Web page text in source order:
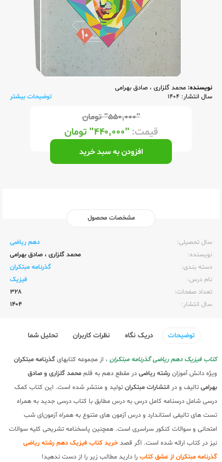
نویسنده: محمد گلزاری ، صادق بهرامی
سال انتشار: 1404
توضیحات بیشتر
"۵۵۰,۰۰۰" تومان
قیمت:"۴۴۰,۰۰۰" تومان
افزودن به سبد خرید
مشخصات محصول
سال تحصیلی:‌
دهم ریاضی
نویسنده:‌
محمد گلزاری ، صادق بهرامی
دسته بندی:
گذرنامه مبتکران
نام درس:
فیزیک
تعداد صفحات:‌
328
سال انتشار:‌
1404
توضیحات دریک نگاه نظرات کاربران تحلیل شما
کتاب فیزیک دهم ریاضی گذرنامه مبتکران ، از مجموعه کتابهای گذرنامه مبتکران
ویژه دانش آموزان رشته ریاضی در مقطع دهم به قلم محمد گلزاری و صادق
بهرامی تالیف و در انتشارات مبتکران تولید و منتشر شده است. این کتاب کمک
درسی شامل درسنامه کامل درس به درس مطابق با کتاب درسی جدید به همراه
تست های تالیفی استاندارد و درس آزمون های متنوع به همراه آزمون‌ای شب
امتحانی و سوالات کنکور سراسری است. همچنین پاسخنامه تشریحی کلیه سوالات
نیز در کتاب ارائه شده است. اگر قصد خرید کتاب فیزیک دهم رشته ریاضی
گذرنامه مبتکران از عشق کتاب را دارید مطالب زیر را از دست ندهید!